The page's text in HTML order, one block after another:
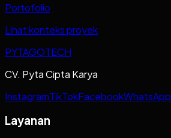
Portofolio
Lihat konteks proyek
PYTAGOTECH
CV. Pyta Cipta Karya
InstagramTikTokFacebookWhatsApp
Layanan